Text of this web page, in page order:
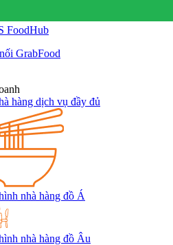
FoodHub
GrabFood
hàng dịch vụ đầy đủ
nhà hàng đồ Á
nhà hàng đồ Âu